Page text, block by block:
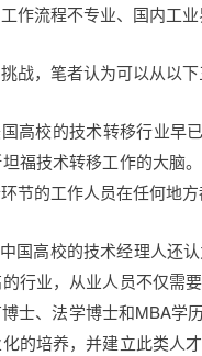
作流程不专业、国内工
战，笔者认为可以从以
高校的技术转移行业早
福技术转移工作的大脑
节的工作人员在任何地
国高校的技术经理人还
行业，从业人员不仅需
士、法学博士和MBA学
的培养，并建立此类人